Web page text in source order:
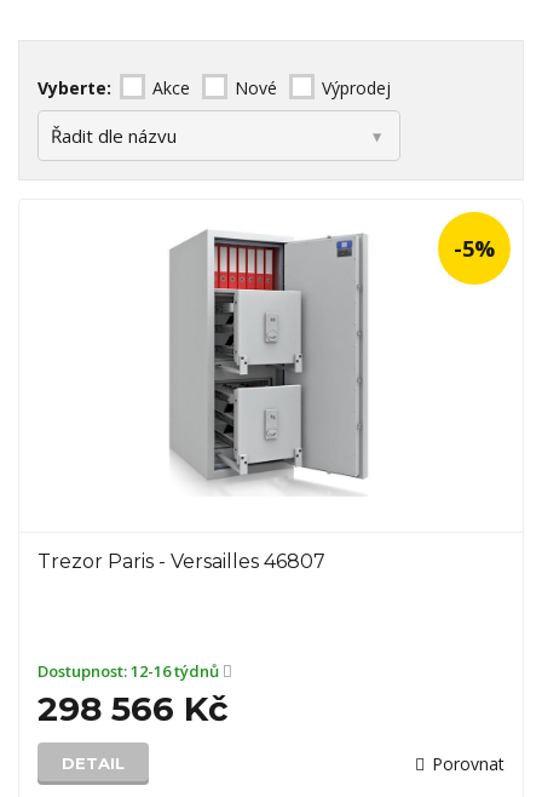
Vyberte: Akce Nové Výprodej
Trezor Paris - Versailles 46807
Dostupnost:12-16 týdnů
298 566 Kč
DETAIL Porovnat
-5%